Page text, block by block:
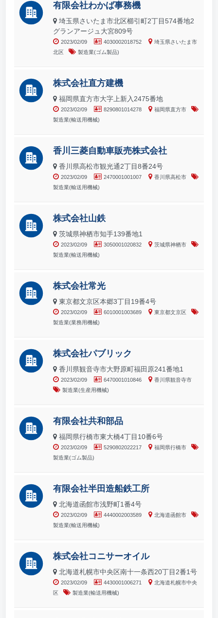
有限会社わかば事務機
埼玉県さいたま市北区櫛引町2丁目574番地2
グランアージュ大宮809号
2023/02/09 4030002018752
埼玉県さいたま市
北区
製造業(ゴム製品)
株式会社直方建機
福岡県直方市大字上新入2475番地
2023/02/09 8290801014278
福岡県直方市
製造業(輸送用機械)
香川三菱自動車販売株式会社
香川県高松市観光通2丁目8番24号
2023/02/09 2470001001007
香川県高松市
製造業(輸送用機械)
株式会社山鉄
茨城県神栖市知手139番地1
2023/02/09 3050001020832
茨城県神栖市
製造業(輸送用機械)
株式会社常光
東京都文京区本郷3丁目19番4号
2023/02/09 6010001003689
東京都文京区
製造業(業務用機械)
株式会社パブリック
香川県観音寺市大野原町福田原241番地1
2023/02/09 6470001010846
香川県観音寺市
製造業(生産用機械)
有限会社共和部品
福岡県行橋市東大橋4丁目10番6号
2023/02/09 5290802022217
福岡県行橋市
製造業(ゴム製品)
有限会社半田造船鉄工所
北海道函館市浅野町1番4号
2023/02/09 4440002003589
北海道函館市
製造業(輸送用機械)
株式会社コニサーオイル
北海道札幌市中央区南十一条西20丁目2番1号
2023/02/09 4430001006271
北海道札幌市中央
区
製造業(輸送用機械)